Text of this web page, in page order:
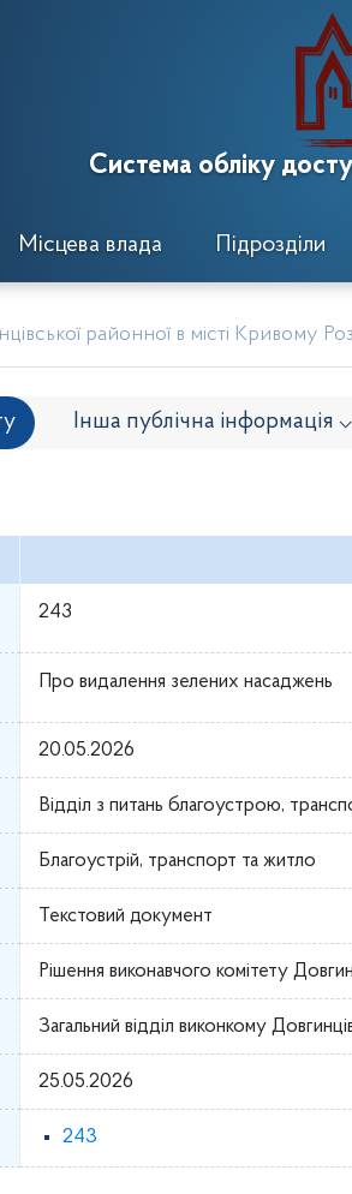
Система обліку
Місцева влада Підрозділи
районної в місті Кривому
Інша публічна інформація ⌵
Проєкти рішень виконавчого
243
Про видалення зелених насаджень
20.05.2026
Відділ з питань благоустрою,
Благоустрій, транспорт та житло
Текстовий документ
Рішення виконавчого комітету
Загальний відділ виконкому
25.05.2026
243